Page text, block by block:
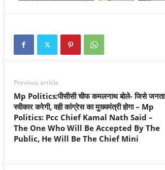
Previous article
Mp Politics:पीसीसी चीफ कमलनाथ बोले- जिसे जनता
स्वीकार करेगी, वही कांग्रेस का मुख्यमंत्री होगा – Mp
Politics: Pcc Chief Kamal Nath Said –
The One Who Will Be Accepted By The
Public, He Will Be The Chief Mini